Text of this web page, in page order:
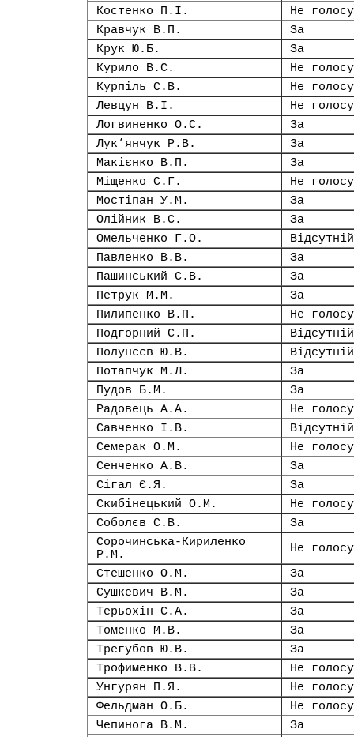
Костенко П.І.
Не
Кравчук В.П.
За
Крук Ю.Б.
За
Курило В.С.
Не
Курпіль С.В.
Не
Левцун В.І.
Не
Логвиненко О.С.
За
Лук’янчук Р.В.
За
Макієнко В.П.
За
Міщенко С.Г.
Не
Мостіпан У.М.
За
Олійник В.С.
За
Омельченко Г.О.
Відсутній
Павленко В.В.
За
Пашинський С.В.
За
Петрук М.М.
За
Пилипенко В.П.
Не
Подгорний С.П.
Відсутній
Полунєєв Ю.В.
Відсутній
Потапчук М.Л.
За
Пудов Б.М.
За
Радовець А.А.
Не
Савченко І.В.
Відсутній
Семерак О.М.
Не
Сенченко А.В.
За
Сігал Є.Я.
За
Скибінецький О.М.
Не
Соболєв С.В.
За
Сорочинська-Кириленко
Р.М.
Не
Стешенко О.М.
За
Сушкевич В.М.
За
Терьохін С.А.
За
Томенко М.В.
За
Трегубов Ю.В.
За
Трофименко В.В.
Не
Унгурян П.Я.
Не
Фельдман О.Б.
Не
Чепинога В.М.
За